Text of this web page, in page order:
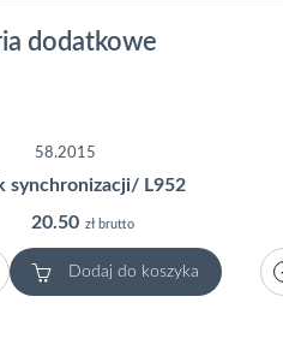
dodatkowe
58.2015
synchronizacji/ L952
20.50 zł brutto
Dodaj do koszyka